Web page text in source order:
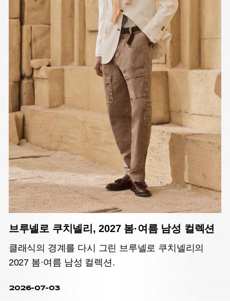
브루넬로 쿠치넬리, 2027 봄·여름 남성 컬렉션
클래식의 경계를 다시 그린 브루넬로 쿠치넬리의
2027 봄·여름 남성 컬렉션.
2026-07-03